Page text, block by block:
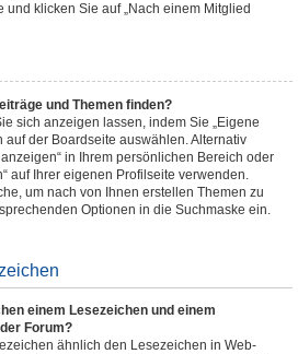
und klicken Sie auf „Nach einem Mitglied
und Themen finden?
sich anzeigen lassen, indem Sie „Eigene
auf der Boardseite auswählen. Alternativ
in Ihrem persönlichen Bereich oder
auf Ihrer eigenen Profilseite verwenden.
um nach von Ihnen erstellen Themen zu
Optionen in die Suchmaske ein.
einem Lesezeichen und einem
Forum?
ähnlich den Lesezeichen in Web-